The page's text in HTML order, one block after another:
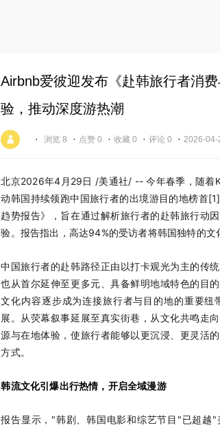
Airbnb爱彼迎发布《赴韩旅行者消
验，推动深度游热潮
· 浏览 8 · 点赞 0 · 收藏 0 · 评论 0 · 2026-04-
北京2026年4月29日 /美通社/ -- 今年春季，随着
动韩国持续领跑中国旅行者的出境游目的地榜首[1]
趋势报告》，旨在通过解析旅行者的赴韩旅行动
验。报告指出，高达94%的受访者将韩国独特的
中国旅行者的赴韩路径正由以打卡观光为主的传
也从首尔延伸至更多元、具备鲜明地域特色的目
文化内容逐步成为连接旅行者与目的地的重要
展。从荧幕叙事延展至真实街巷，从文化共鸣走
源与在地体验，使旅行者能够以更沉浸、更灵活
方式。
韩流文化引爆出行热情，开启全域漫游
报告显示，"韩剧、韩国电影和综艺节目"已超越